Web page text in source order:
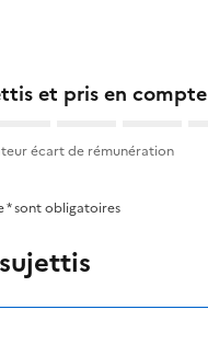
et pris en compte
écart de rémunération
et pris en compte
* sont obligatoires